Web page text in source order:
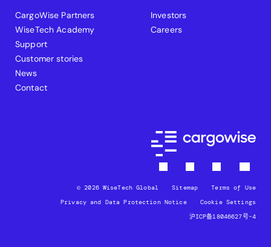
CargoWise Partners
WiseTech Academy
Support
Customer stories
News
Contact
Investors
Careers
© 2026 WiseTech Global Sitemap
Terms of Use
Privacy and Data Protection Notice
Cookie Settings
沪ICP备18046627号-4